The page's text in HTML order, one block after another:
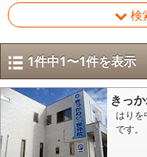
検
1件中1〜1件を表示
きっ
はりを
です。